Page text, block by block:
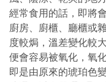
經常食用的話，即將
廚房、廚櫃、廳櫃或
度較焗，溫差變化較
便會容易被氧化，氧
即是由原來的琥珀色